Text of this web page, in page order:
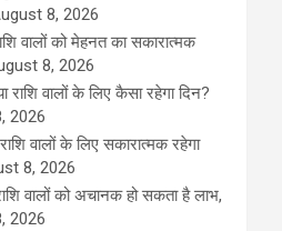
8, 2026
वालों को मेहनत का सकारात्मक
8, 2026
वालों के लिए कैसा रहेगा दिन?
2026
वालों के लिए सकारात्मक रहेगा
8, 2026
वालों को अचानक हो सकता है लाभ,
2026